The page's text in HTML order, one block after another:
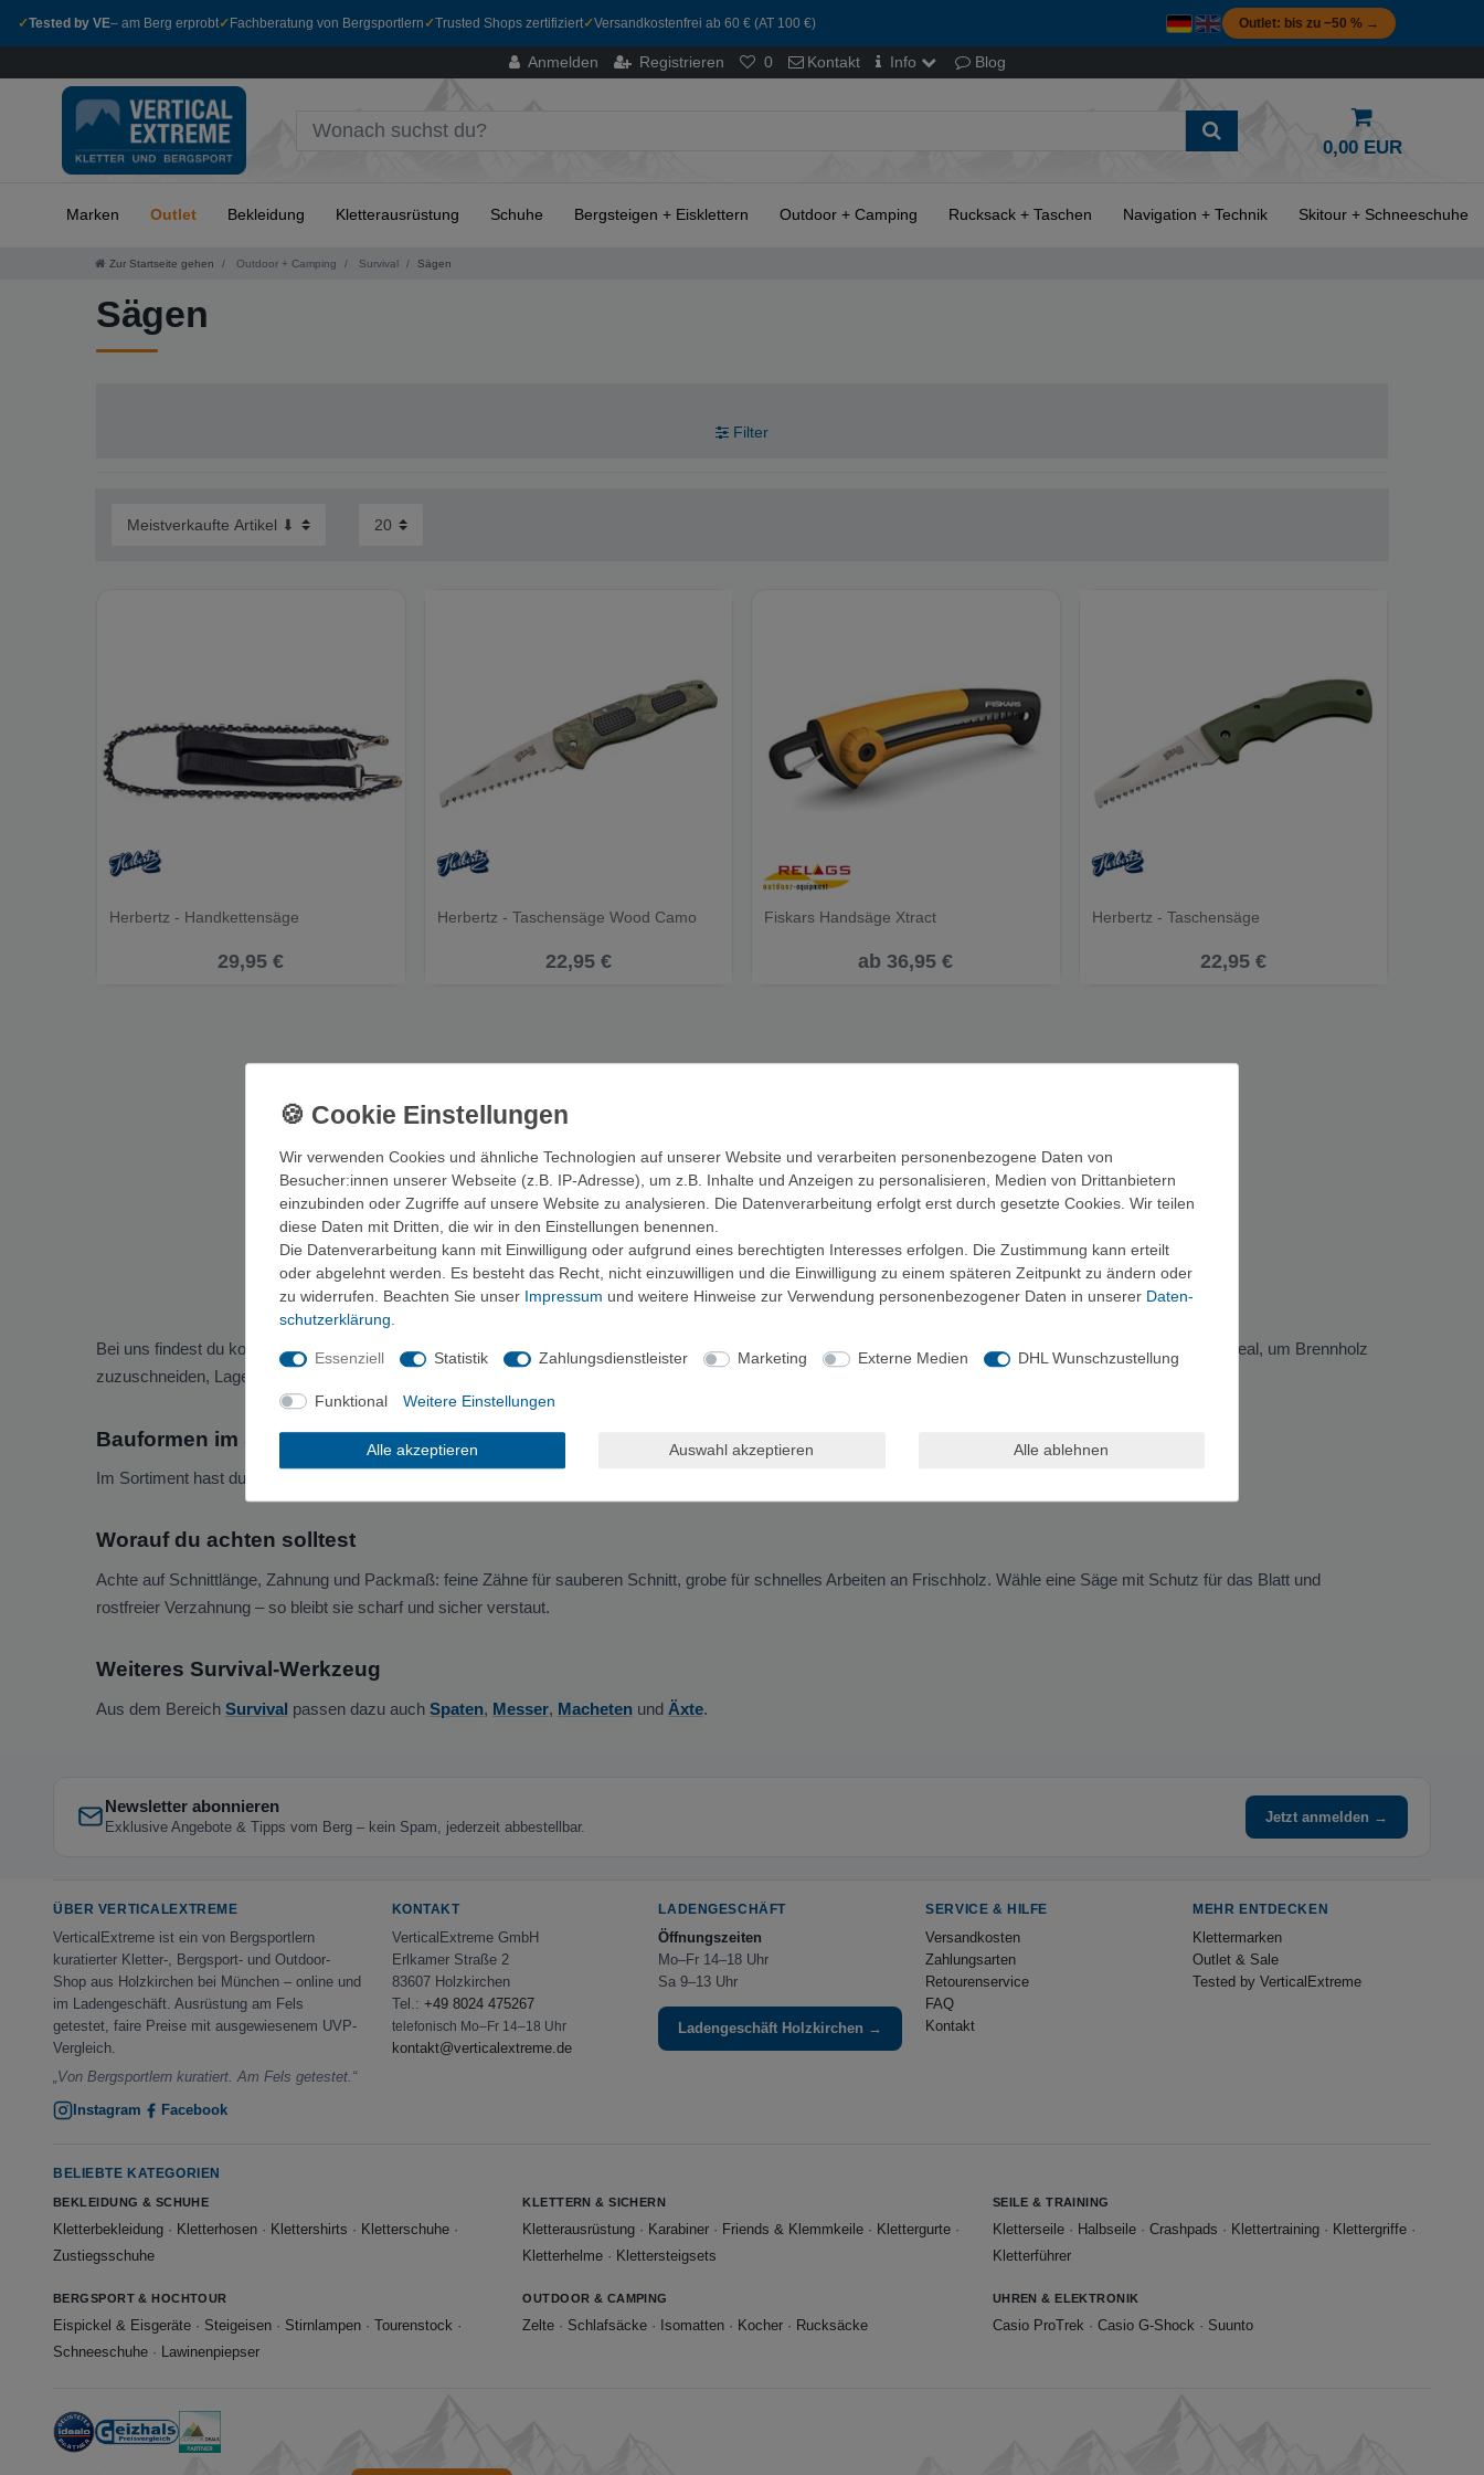
✓Tested by VE– am Berg erprobt✓ Fachberatung von Bergsportlern ✓Trusted Shops zertifiziert✓Versandkostenfrei ab 60 € (AT 100 €) Outlet: bis zu −50 % →
Anmelden Registrieren 0 Kontakt Info Blog
0,00 EUR
Marken Outlet Bekleidung Kletterausrüstung Schuhe Bergsteigen + Eisklettern Outdoor + Camping Rucksack + Taschen Navigation + Technik Skitour + Schneeschuhe
Zur Startseite gehen Outdoor + Camping Survival Sägen
Sägen
Filter
Herbertz - Handkettensäge
29,95 €
Herbertz - Taschensäge Wood Camo
22,95 €
Fiskars Handsäge Xtract
ab 36,95 €
Herbertz - Taschensäge
22,95 €
PASSENDE KATEGORIEN
Spaten Macheten Äxte Survival ›
Bei uns findest du kompakte Sägen fürs Lager, für Bushcraft und unterwegs – vom platzsparenden Werkzeug bis zur robusten Begleitung für längere Touren. Ideal, um Brennholz
zuzuschneiden, Lagerbau zu erledigen oder dich im Notfall durch Geäst zu arbeiten.
Bauformen im Sortiment
Im Sortiment hast du Klappsägen, Faltsägen und Bügelsägen, dazu Drahtsägen und Kettensägen für minimales Gewicht im Rucksack.
Worauf du achten solltest
Achte auf Schnittlänge, Zahnung und Packmaß: feine Zähne für sauberen Schnitt, grobe für schnelles Arbeiten an Frischholz. Wähle eine Säge mit Schutz für das Blatt und
rostfreier Verzahnung – so bleibt sie scharf und sicher verstaut.
Weiteres Survival-Werkzeug
Aus dem Bereich Survival passen dazu auch Spaten, Messer, Macheten und Äxte.
Newsletter abonnieren
Exklusive Angebote & Tipps vom Berg – kein Spam, jederzeit abbestellbar.
Jetzt anmelden →
ÜBER VERTICALEXTREME
VerticalExtreme ist ein von Bergsportlern
kuratierter Kletter-, Bergsport- und Outdoor-
Shop aus Holzkirchen bei München – online und
im Ladengeschäft. Ausrüstung am Fels
getestet, faire Preise mit ausgewiesenem UVP-
Vergleich.
„Von Bergsportlern kuratiert. Am Fels getestet.“
Instagram
Facebook
KONTAKT
VerticalExtreme GmbH
Erlkamer Straße 2
83607 Holzkirchen
Tel.: +49 8024 475267
telefonisch Mo–Fr 14–18 Uhr
kontakt@verticalextreme.de
LADENGESCHÄFT
Öffnungszeiten
Mo–Fr 14–18 Uhr
Sa 9–13 Uhr
Ladengeschäft Holzkirchen →
SERVICE & HILFE
Versandkosten
Zahlungsarten
Retourenservice
FAQ
Kontakt
MEHR ENTDECKEN
Klettermarken
Outlet & Sale
Tested by VerticalExtreme
BELIEBTE KATEGORIEN
BEKLEIDUNG & SCHUHE
Kletterbekleidung · Kletterhosen · Klettershirts · Kletterschuhe ·
Zustiegsschuhe
KLETTERN & SICHERN
Kletterausrüstung · Karabiner · Friends & Klemmkeile · Klettergurte ·
Kletterhelme · Klettersteigsets
SEILE & TRAINING
Kletterseile· Halbseile· Crashpads · Klettertraining· Klettergriffe·
Kletterführer
BERGSPORT & HOCHTOUR
Eispickel & Eisgeräte · Steigeisen · Stirnlampen · Tourenstock ·
Schneeschuhe · Lawinenpiepser
OUTDOOR & CAMPING
Zelte · Schlafsäcke · Isomatten · Kocher · Rucksäcke
UHREN & ELEKTRONIK
Casio ProTrek · Casio G-Shock · Suunto
Wir verwenden Cookies und ähnliche Technologien auf unserer Website und verarbeiten personenbezogene Daten von
Besucher:innen unserer Webseite (z.B. IP-Adresse), um z.B. Inhalte und Anzeigen zu personalisieren, Medien von Drittanbietern
einzubinden oder Zugriffe auf unsere Website zu analysieren. Die Datenverarbeitung erfolgt erst durch gesetzte Cookies. Wir teilen
diese Daten mit Dritten, die wir in den Einstellungen benennen.
Die Datenverarbeitung kann mit Einwilligung oder aufgrund eines berechtigten Interesses erfolgen. Die Zustimmung kann erteilt
oder abgelehnt werden. Es besteht das Recht, nicht einzuwilligen und die Einwilligung zu einem späteren Zeitpunkt zu ändern oder
zu widerrufen. Beachten Sie unser Impressum und weitere Hinweise zur Verwendung personenbezogener Daten in unserer Daten­
schutz­erklärung.
Essenziell Statistik Zahlungsdienstleister Marketing Externe Medien DHL Wunschzustellung
Funktional Weitere Einstellungen
Alle akzeptieren Auswahl akzeptieren Alle ablehnen